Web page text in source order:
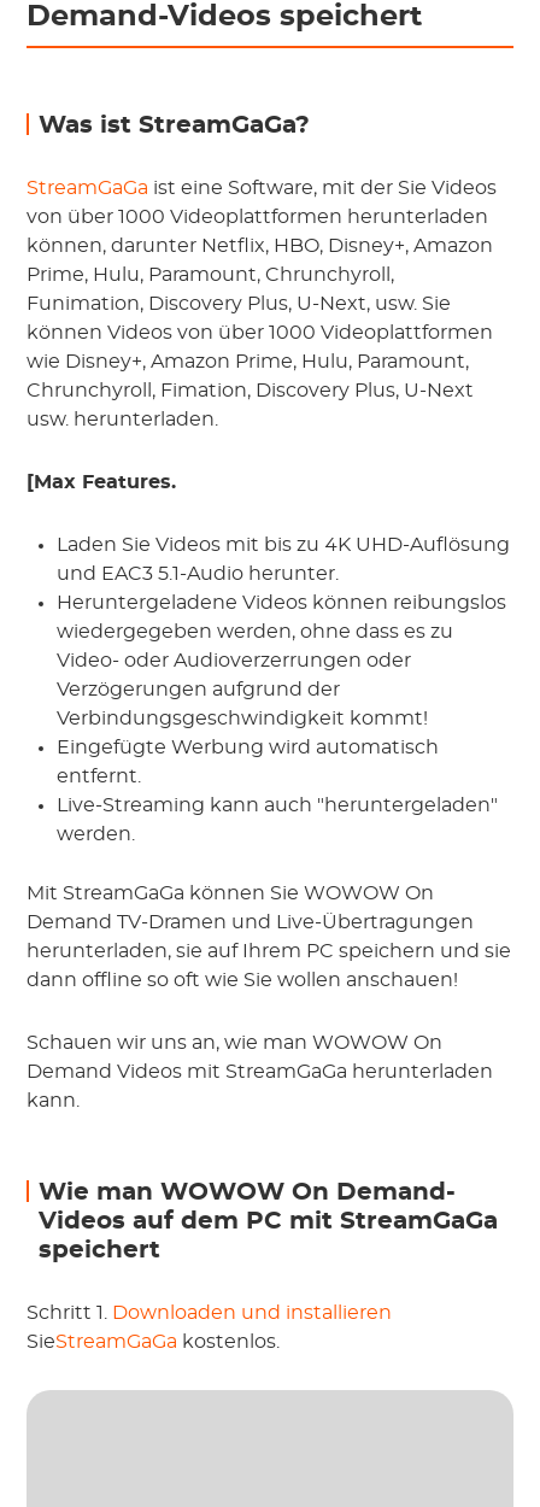
Demand-Videos speichert
Was ist StreamGaGa?
StreamGaGa ist eine Software, mit der Sie Videos
von über 1000 Videoplattformen herunterladen
können, darunter Netflix, HBO, Disney+, Amazon
Prime, Hulu, Paramount, Chrunchyroll,
Funimation, Discovery Plus, U-Next, usw. Sie
können Videos von über 1000 Videoplattformen
wie Disney+, Amazon Prime, Hulu, Paramount,
Chrunchyroll, Fimation, Discovery Plus, U-Next
usw. herunterladen.
[Max Features.
Laden Sie Videos mit bis zu 4K UHD-Auflösung
und EAC3 5.1-Audio herunter.
Heruntergeladene Videos können reibungslos
wiedergegeben werden, ohne dass es zu
Video- oder Audioverzerrungen oder
Verzögerungen aufgrund der
Verbindungsgeschwindigkeit kommt!
Eingefügte Werbung wird automatisch
entfernt.
Live-Streaming kann auch "heruntergeladen"
werden.
Mit StreamGaGa können Sie WOWOW On
Demand TV-Dramen und Live-Übertragungen
herunterladen, sie auf Ihrem PC speichern und sie
dann offline so oft wie Sie wollen anschauen!
Schauen wir uns an, wie man WOWOW On
Demand Videos mit StreamGaGa herunterladen
kann.
Wie man WOWOW On Demand-
Videos auf dem PC mit StreamGaGa
speichert
Schritt 1. Downloaden und installieren
SieStreamGaGa kostenlos.